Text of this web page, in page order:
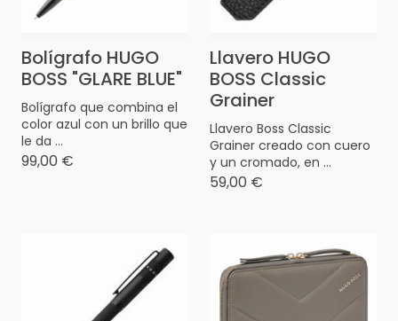
Bolígrafo HUGO
BOSS "GLARE BLUE"
Bolígrafo que combina el
color azul con un brillo que
le da ...
99,00 €
Llavero HUGO
BOSS Classic
Grainer
Llavero Boss Classic
Grainer creado con cuero
y un cromado, en ...
59,00 €